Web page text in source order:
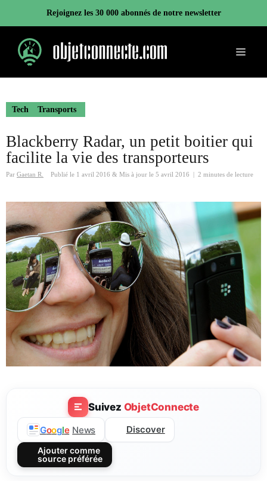
contenu
Rejoignez les 30 000 abonnés de notre newsletter
Menu
Tech Transports
Blackberry Radar, un petit boitier qui
facilite la vie des transporteurs
Par Gaetan R. Publié le 1 avril 2016 & Mis à jour le 5 avril 2016 2 minutes de lecture
Suivez ObjetConnecte
Google News Discover
Ajouter comme
source préférée